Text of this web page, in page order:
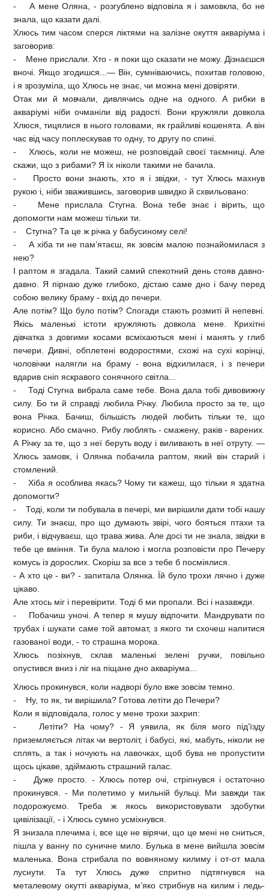
- А мене Оляна, - розгублено відповіла я і замовкла, бо не
знала, що казати далі.
Хлюсь тим часом сперся ліктями на залізне окуття акваріума і
заговорив:
- Мене прислали. Хто - я поки що сказати не можу. Дізнаєшся
вночі. Якщо згодишся...— Він, сумніваючись, похитав головою,
і я зрозуміла, що Хлюсь не знає, чи можна мені довіряти.
Отак ми й мовчали, дивлячись одне на одного. А рибки в
акваріумі ніби очманіли від радості. Вони кружляли довкола
Хлюся, тицялися в нього головами, як грайливі кошенята. А він
час від часу поплескував то одну, то другу по спині.
- Хлюсь, коли не можеш, не розповідай своєї таємниці. Але
скажи, що з рибами? Я їх ніколи такими не бачила.
- Просто вони знають, хто я і звідки, - тут Хлюсь махнув
рукою і, ніби зважившись, заговорив швидко й схвильовано:
- Мене прислала Стугна. Вона тебе знає і вірить, що
допомогти нам можеш тільки ти.
- Стугна? Та це ж річка у бабусиному селі!
- А хіба ти не пам’ятаєш, як зовсім малою познайомилася з
нею?
І раптом я згадала. Такий самий спекотний день стояв давно-
давно. Я пірнаю дуже глибоко, дістаю саме дно і бачу перед
собою велику браму - вхід до печери.
Але потім? Що було потім? Спогади стають розмиті й непевні.
Якісь маленькі істоти кружляють довкола мене. Крихітні
дівчатка з довгими косами всміхаються мені і манять у глиб
печери. Дивні, обплетені водоростями, схожі на сухі корінці,
чоловічки налягли на браму - вона відхилилася, і з печери
вдарив сніп яскравого сонячного світла...
- Тоді Стугна вибрала саме тебе. Вона дала тобі дивовижну
силу. Бо ти й справді любила Річку. Любила просто за те, що
вона Річка. Бачиш, більшість людей любить тільки те, що
корисно. Або смачно. Рибу люблять - смажену, раків - варених.
А Річку за те, що з неї беруть воду і виливають в неї отруту. —
Хлюсь замовк, і Олянка побачила раптом, який він старий і
стомлений.
- Хіба я особлива якась? Чому ти кажеш, що тільки я здатна
допомогти?
- Тоді, коли ти побувала в печері, ми вирішили дати тобі нашу
силу. Ти знаєш, про що думають звірі, чого бояться птахи та
риби, і відчуваєш, що трава жива. Але досі ти не знала, звідки в
тебе це вміння. Ти була малою і могла розповісти про Печеру
комусь із дорослих. Скоріш за все з тебе б посміялися.
- А хто це - ви? - запитала Олянка. Їй було трохи лячно і дуже
цікаво.
Але хтось міг і перевірити. Тоді б ми пропали. Всі і назавжди.
- Побачиш уночі. А тепер я мушу відпочити. Мандрувати по
трубах і шукати саме той автомат, з якого ти схочеш напитися
газованої води, - то страшна морока.
Хлюсь позіхнув, склав маленькі зелені ручки, повільно
опустився вниз і ліг на піщане дно акваріума...
Хлюсь прокинувся, коли надворі було вже зовсім темно.
- Ну, то як, ти вирішила? Готова летіти до Печери?
Коли я відповідала, голос у мене трохи захрип:
- Летіти? На чому? - Я уявила, як біля мого під’їзду
приземляється літак чи вертоліт, і бабусі, які, мабуть, ніколи не
сплять, а так і ночують на лавочках, щоб бува не пропустити
щось цікаве, здіймають страшний галас.
- Дуже просто. - Хлюсь потер очі, стріпнувся і остаточно
прокинувся. - Ми полетимо у мильній бульці. Ми завжди так
подорожуємо. Треба ж якось використовувати здобутки
цивілізації, - і Хлюсь сумно усміхнувся.
Я знизала плечима і, все ще не вірячи, що це мені не сниться,
пішла у ванну по суничне мило. Булька в мене вийшла зовсім
маленька. Вона стрибала по вовняному килиму і от-от мала
луснути. Та тут Хлюсь дуже спритно підтягнувся на
металевому окутті акваріума, м’яко стрибнув на килим і ледь-